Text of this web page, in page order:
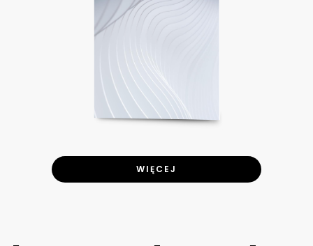
WIĘCEJ